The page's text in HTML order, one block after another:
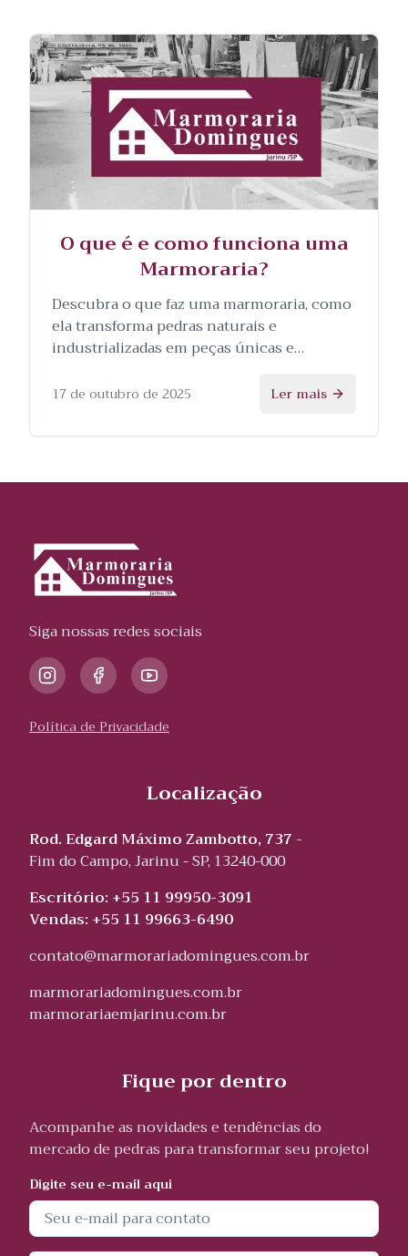
O que é e como funciona uma
Marmoraria?
Descubra o que faz uma marmoraria, como
ela transforma pedras naturais e
industrializadas em peças únicas e
processo.
17 de outubro de 2025 Ler mais
Siga nossas redes sociais
Política de Privacidade
Localização
Rod. Edgard Máximo Zambotto, 737 -
Fim do Campo, Jarinu - SP, 13240-000
Escritório: +55 11 99950-3091
Vendas: +55 11 99663-6490
contato@marmorariadomingues.com.br
marmorariadomingues.com.br
marmorariaemjarinu.com.br
Fique por dentro
Acompanhe as novidades e tendências do
mercado de pedras para transformar seu projeto!
Digite seu e-mail aqui